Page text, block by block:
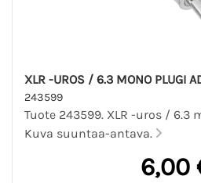
XLR -UROS / 6.3 MONO PLUGI
243599
Tuote 243599. XLR -uros / 6.3
Kuva suuntaa-antava.
6,00